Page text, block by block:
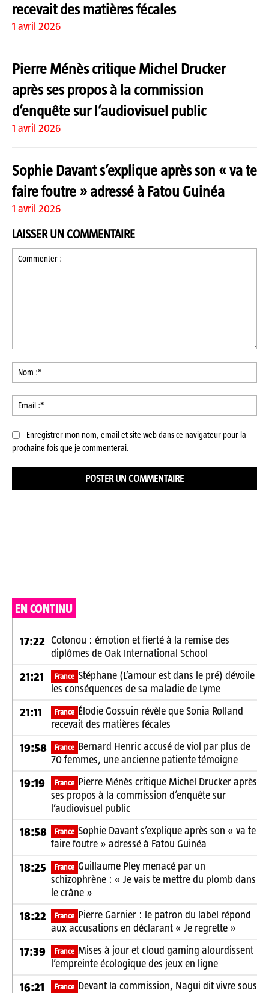
recevait des matières fécales
1 avril 2026
Pierre Ménès critique Michel Drucker
après ses propos à la commission
d’enquête sur l’audiovisuel public
1 avril 2026
Sophie Davant s’explique après son « va te
faire foutre » adressé à Fatou Guinéa
1 avril 2026
LAISSER UN COMMENTAIRE
:*
:*
Enregistrer mon nom, email et site web dans ce navigateur pour la
prochaine fois que je commenterai.
EN CONTINU
17:22 Cotonou : émotion et fierté à la remise des
diplômes de Oak International School
21:21 France Stéphane (L’amour est dans le pré) dévoile
les conséquences de sa maladie de Lyme
21:11 France Élodie Gossuin révèle que Sonia Rolland
recevait des matières fécales
19:58 France Bernard Henric accusé de viol par plus de
70 femmes, une ancienne patiente témoigne
19:19 France Pierre Ménès critique Michel Drucker après
ses propos à la commission d’enquête sur
l’audiovisuel public
18:58 France Sophie Davant s’explique après son « va te
faire foutre » adressé à Fatou Guinéa
18:25 France Guillaume Pley menacé par un
schizophrène : « Je vais te mettre du plomb dans
le crâne »
18:22 France Pierre Garnier : le patron du label répond
aux accusations en déclarant « Je regrette »
17:39 France Mises à jour et cloud gaming alourdissent
l’empreinte écologique des jeux en ligne
16:21 France Devant la commission, Nagui dit vivre sous